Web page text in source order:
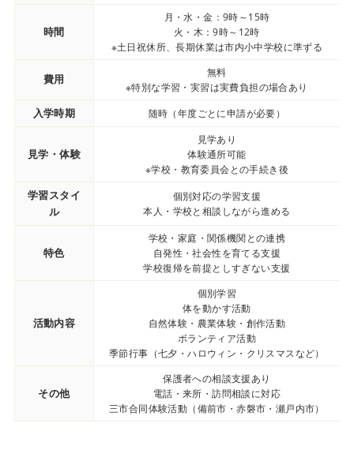
時間
月・水・金：9時～15時
火・木：9時～12時
※土日祝休所、長期休業は市内小中学校に準ずる
費用
無料
※特別な学習・実習は実費負担の場合あり
入学時期 随時（年度ごとに申請が必要）
見学・体験
見学あり
体験通所可能
※学校・教育委員会との手続き後
学習スタイ
ル
個別対応の学習支援
本人・学校と相談しながら進める
特色
学校・家庭・関係機関との連携
自発性・社会性を育てる支援
学校復帰を前提としすぎない支援
活動内容
個別学習
体を動かす活動
自然体験・農業体験・創作活動
ボランティア活動
季節行事（七夕・ハロウィン・クリスマスなど）
その他
保護者への相談支援あり
電話・来所・訪問相談に対応
三市合同体験活動（備前市・赤磐市・瀬戸内市）